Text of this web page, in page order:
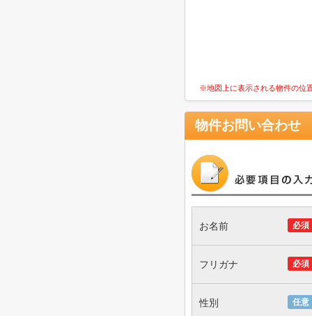
※地図上に表示される物件の位
物件お問い合わせ
必須
お名前
必須
フリガナ
任意
性別